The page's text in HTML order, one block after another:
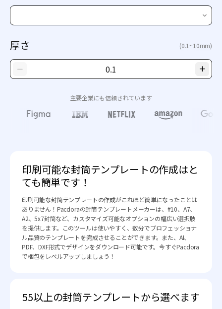
厚さ (0.1~10mm)
主要企業にも信頼されています
印刷可能な封筒テンプレートの作成はと
ても簡単です！
印刷可能な封筒テンプレートの作成がこれほど簡単になったことは
ありません！Pacdoraの封筒テンプレートメーカーは、#10、A7、
A2、5x7封筒など、カスタマイズ可能なオプションの幅広い選択肢
を提供します。このツールは使いやすく、数分でプロフェッショナ
ル品質のテンプレートを完成させることができます。また、AI、
PDF、DXF形式でデザインをダウンロード可能です。今すぐPacdora
で梱包をレベルアップしましょう！
55以上の封筒テンプレートから選べます